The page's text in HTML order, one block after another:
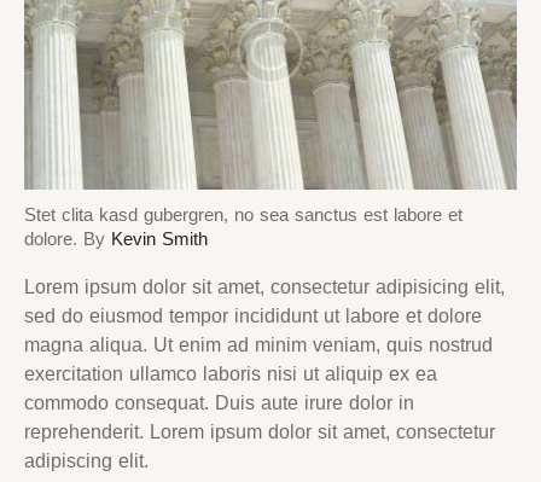
Stet clita kasd gubergren, no sea sanctus est labore et
dolore. By Kevin Smith
Lorem ipsum dolor sit amet, consectetur adipisicing elit,
sed do eiusmod tempor incididunt ut labore et dolore
magna aliqua. Ut enim ad minim veniam, quis nostrud
exercitation ullamco laboris nisi ut aliquip ex ea
commodo consequat. Duis aute irure dolor in
reprehenderit. Lorem ipsum dolor sit amet, consectetur
adipiscing elit.